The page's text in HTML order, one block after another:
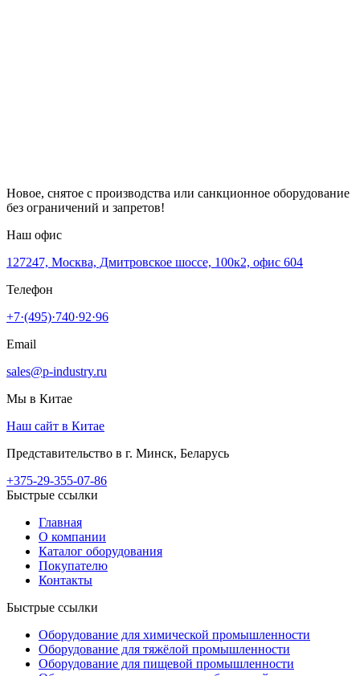
Новое, снятое с производства или санкционное оборудование
без ограничений и запретов!
Наш офис
127247, Москва, Дмитровское шоссе, 100к2, офис 604
Телефон
+7·(495)·740·92·96
Email
sales@p-industry.ru
Мы в Китае
Наш сайт в Китае
Представительство в г. Минск, Беларусь
+375-29-355-07-86
Быстрые ссылки
Главная
О компании
Каталог оборудования
Покупателю
Контакты
Быстрые ссылки
Оборудование для химической промышленности
Оборудование для тяжёлой промышленности
Оборудование для пищевой промышленности